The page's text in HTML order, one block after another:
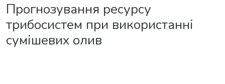
Прогнозування ресурсу
трибосистем при використанні
сумішевих олив